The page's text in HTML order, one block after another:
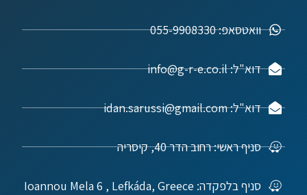
וואטסאפ: 055-9908330
דוא"ל: info@g-r-e.co.il
דוא"ל: idan.sarussi@gmail.com
סניף ראשי: רחוב הדר 40, קיסריה
סניף בלפקדה: Ioannou Mela 6 , Lefkáda, Greece